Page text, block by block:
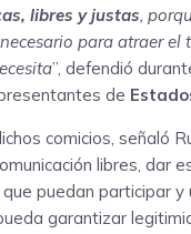
libres y justas,
para atraer el
”, defendió
de
comicios, señaló
libres, dar
puedan participar y
garantizar